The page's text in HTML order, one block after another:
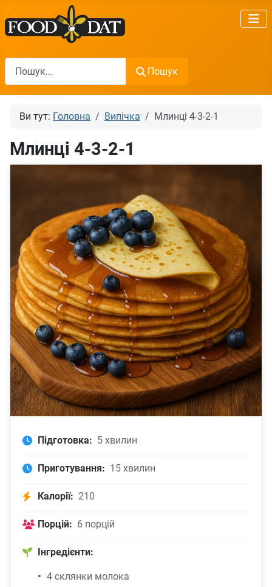
Пошук
Пошук
Ви тут: Головна Випічка Млинці 4-3-2-1
Млинці 4-3-2-1
Підготовка: 5 хвилин
Приготування: 15 хвилин
Калорії: 210
Порцій: 6 порцій
Інгредієнти:
4 склянки молока